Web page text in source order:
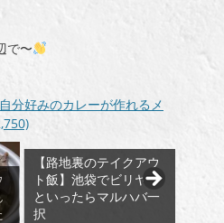
で〜
分好みのカレーが作れるメ
【路地裏のテイクアウ
ト飯】池袋カレーは飲
み物。で夜もガッツリ